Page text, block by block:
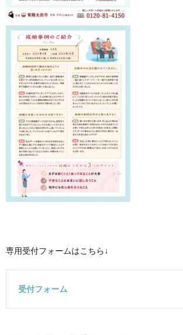
専用受付フォームはこちら↓
受付フォーム